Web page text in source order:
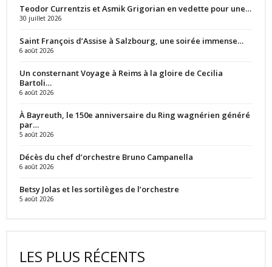
Teodor Currentzis et Asmik Grigorian en vedette pour une…
30 juillet 2026
Saint François d’Assise à Salzbourg, une soirée immense…
6 août 2026
Un consternant Voyage à Reims à la gloire de Cecilia
Bartoli…
6 août 2026
À Bayreuth, le 150e anniversaire du Ring wagnérien généré
par…
5 août 2026
Décès du chef d’orchestre Bruno Campanella
6 août 2026
Betsy Jolas et les sortilèges de l’orchestre
5 août 2026
LES PLUS RÉCENTS